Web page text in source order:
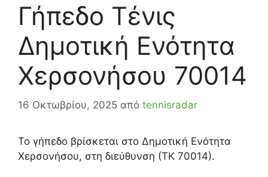
Γήπεδο Τένις
Δημοτική Ενότητα
Χερσονήσου 70014
16 Οκτωβρίου, 2025 από tennisradar
Το γήπεδο βρίσκεται στο Δημοτική Ενότητα
Χερσονήσου, στη διεύθυνση (ΤΚ 70014).